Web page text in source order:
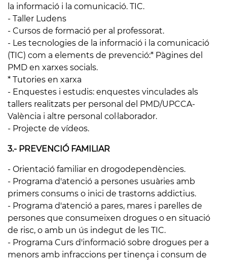
la informació i la comunicació. TIC.
- Taller Ludens
- Cursos de formació per al professorat.
- Les tecnologies de la informació i la comunicació
(TIC) com a elements de prevenció:* Pàgines del
PMD en xarxes socials.
* Tutories en xarxa
- Enquestes i estudis: enquestes vinculades als
tallers realitzats per personal del PMD/UPCCA-
València i altre personal col·laborador.
- Projecte de vídeos.
3.- PREVENCIÓ FAMILIAR
- Orientació familiar en drogodependències.
- Programa d'atenció a persones usuàries amb
primers consums o inici de trastorns addictius.
- Programa d'atenció a pares, mares i parelles de
persones que consumeixen drogues o en situació
de risc, o amb un ús indegut de les TIC.
- Programa Curs d'informació sobre drogues per a
menors amb infraccions per tinença i consum de